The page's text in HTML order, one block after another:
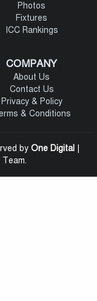
Photos
Fixtures
ICC Rankings
COMPANY
About Us
Contact Us
Privacy & Policy
& Conditions
by One Digital|